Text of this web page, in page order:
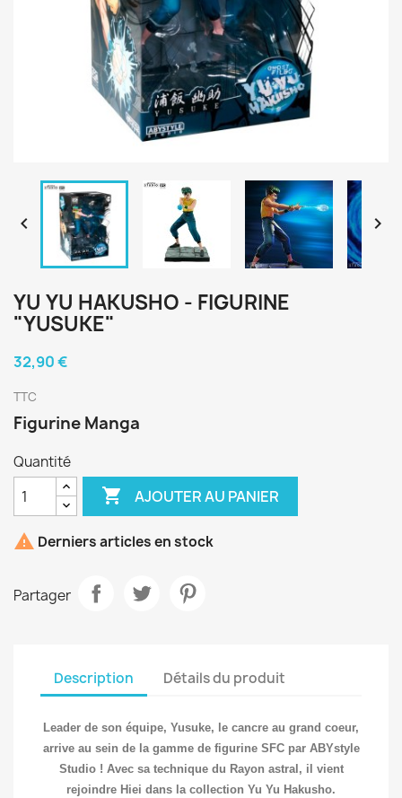
 
YU YU HAKUSHO - FIGURINE
"YUSUKE"
32,90 €
TTC
Figurine Manga
Quantité
 AJOUTER AU PANIER
 Derniers articles en stock
Partager
Description Détails du produit
Leader de son équipe, Yusuke, le cancre au grand coeur,
arrive au sein de la gamme de figurine SFC par ABYstyle
Studio ! Avec sa technique du Rayon astral, il vient
rejoindre Hiei dans la collection Yu Yu Hakusho.